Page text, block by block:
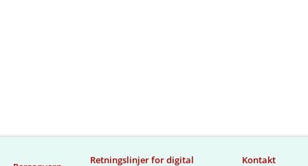
Retningslinjer for digital
Kontakt